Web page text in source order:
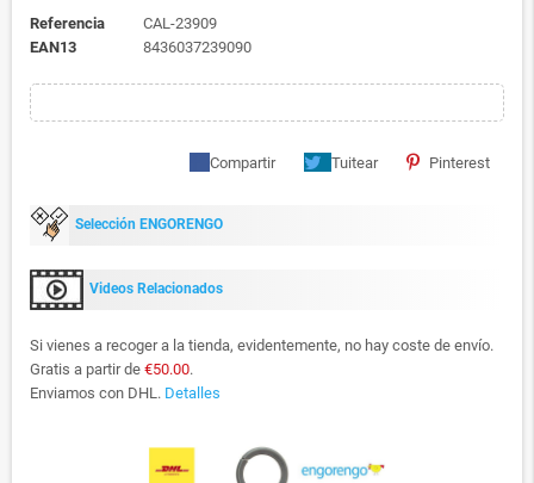
Referencia
CAL-23909
EAN13
8436037239090
Compartir Tuitear Pinterest
Selección ENGORENGO
Videos Relacionados
Si vienes a recoger a la tienda, evidentemente, no hay coste de envío.
Gratis a partir de €50.00.
Enviamos con DHL. Detalles